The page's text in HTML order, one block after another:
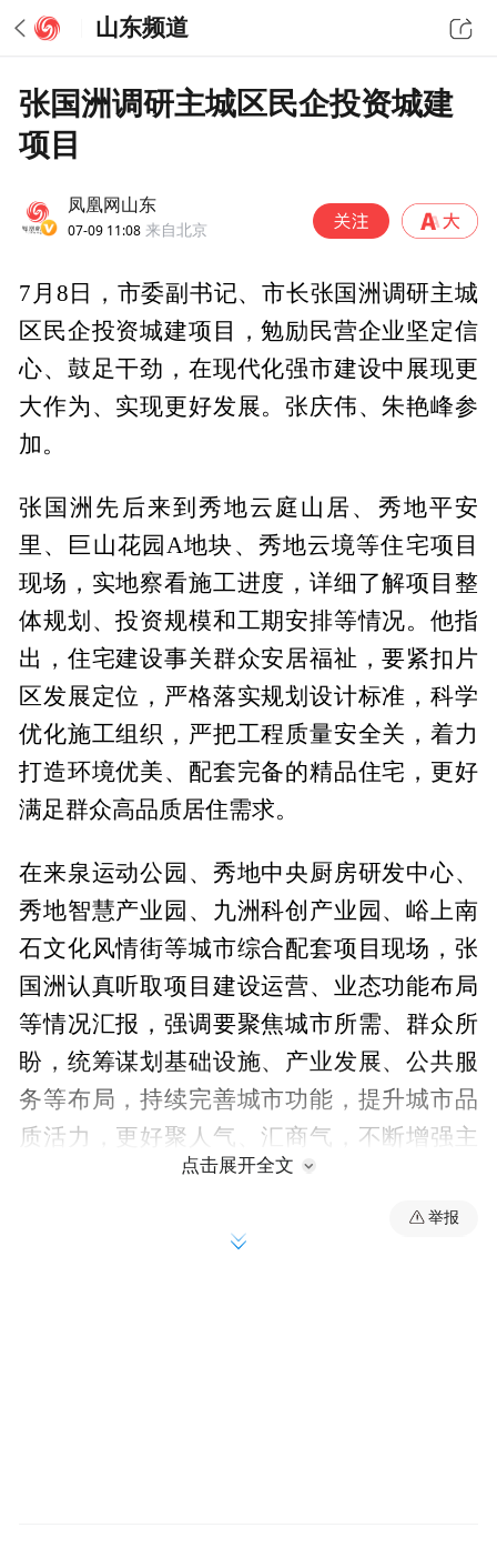
山东频道
张国洲调研主城区民企投资城建
项目
凤凰网山东
07-09 11:08 来自北京
7月8日，市委副书记、市长张国洲调研主城
区民企投资城建项目，勉励民营企业坚定信
心、鼓足干劲，在现代化强市建设中展现更
大作为、实现更好发展。张庆伟、朱艳峰参
加。
张国洲先后来到秀地云庭山居、秀地平安
里、巨山花园A地块、秀地云境等住宅项目
现场，实地察看施工进度，详细了解项目整
体规划、投资规模和工期安排等情况。他指
出，住宅建设事关群众安居福祉，要紧扣片
区发展定位，严格落实规划设计标准，科学
优化施工组织，严把工程质量安全关，着力
打造环境优美、配套完备的精品住宅，更好
满足群众高品质居住需求。
在来泉运动公园、秀地中央厨房研发中心、
秀地智慧产业园、九洲科创产业园、峪上南
石文化风情街等城市综合配套项目现场，张
国洲认真听取项目建设运营、业态功能布局
等情况汇报，强调要聚焦城市所需、群众所
盼，统筹谋划基础设施、产业发展、公共服
务等布局，持续完善城市功能，提升城市品
质活力，更好聚人气、汇商气，不断增强主
城区承载力带动力竞争力。
点击展开全文
举报